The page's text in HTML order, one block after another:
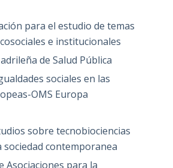
para el estudio de temas
e institucionales
de Salud Pública
sociales en las
OMS Europa
sobre tecnobiociencias
sociedad contemporanea
Asociaciones para la